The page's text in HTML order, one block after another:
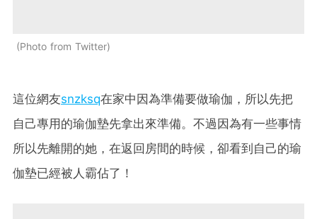
Photo from Twitter
這位網友snzksq在家中因為準備要做瑜伽，所以先把
自己專用的瑜伽墊先拿出來準備。不過因為有一些事情
所以先離開的她，在返回房間的時候，卻看到自己的瑜
伽墊已經被人霸佔了！